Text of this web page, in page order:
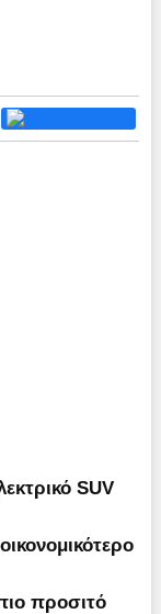
SUV
προσιτό